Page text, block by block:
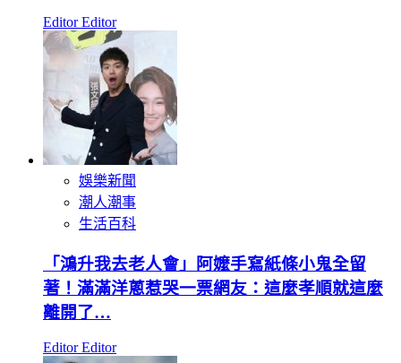
Editor Editor
娛樂新聞
潮人潮事
生活百科
「鴻升我去老人會」阿嬤手寫紙條小鬼全留
著！滿滿洋蔥惹哭一票網友：這麼孝順就這麼
離開了…
Editor Editor